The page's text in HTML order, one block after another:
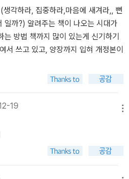
재들이 우리나라와 세계와 인류의 역
_57쪽 리더를 길러내는 인
장한나는 왜 하버드 철학과를 선택했
고 대학은 어떻게 노벨상의 왕국이 되
고전 독서교육이 소개된다. 저자는
고전을 읽은 아이들에게 일어난 ‘물
서 저자는 “논술을 위한 인문고전 독
압적인 독서교육이 불행한 천재를 만
즐거운 분위기에서 시행된 인문고전
것은 논술학원에서나 할 일이다. 독서
각하라, 집중하라,마음에 새겨라,, 뻔
일까?) 알려주는 책이 나오는 시대가
는 방법 책까지 많이 있는게 신기하기
서 쓰고 있고, 양장까지 입혀 개정본이
19